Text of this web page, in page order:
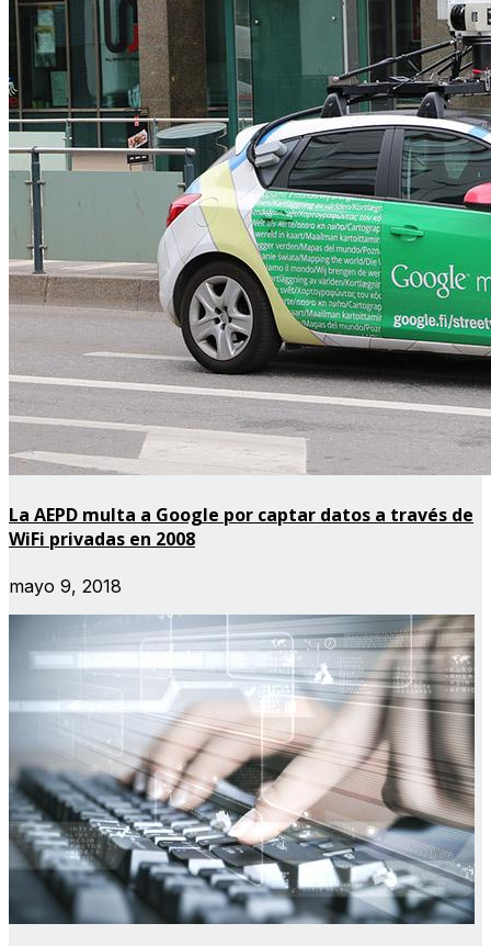
La AEPD multa a Google por captar datos a través de
WiFi privadas en 2008
mayo 9, 2018